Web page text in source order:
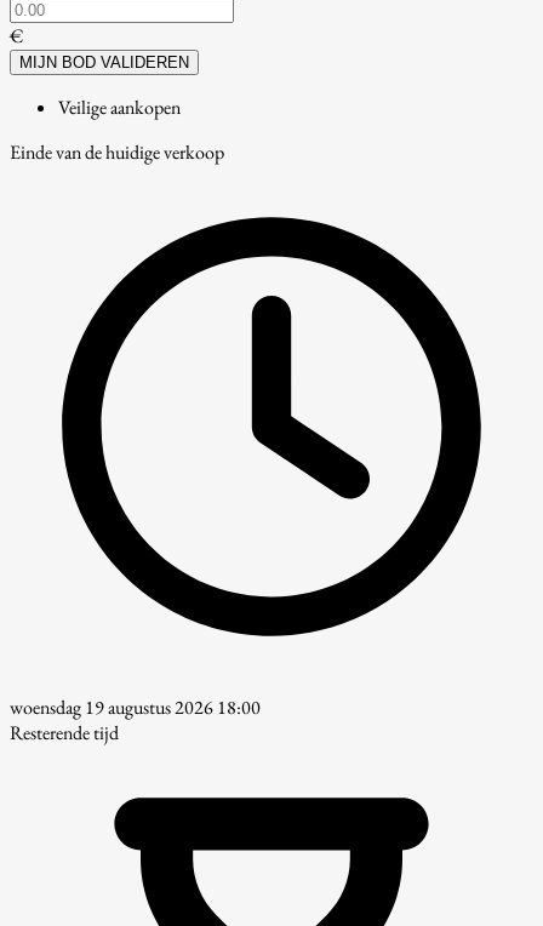
€
MIJN BOD VALIDEREN
Veilige aankopen
Einde van de huidige verkoop
woensdag 19 augustus 2026 18:00
Resterende tijd